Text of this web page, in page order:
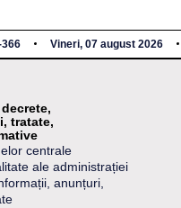
366 Vineri, 07 august 2026
tratate,
centrale
ale administrației
anunțuri,